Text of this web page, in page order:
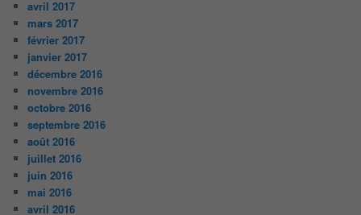
avril 2017
mars 2017
février 2017
janvier 2017
décembre 2016
novembre 2016
octobre 2016
septembre 2016
août 2016
juillet 2016
juin 2016
mai 2016
avril 2016